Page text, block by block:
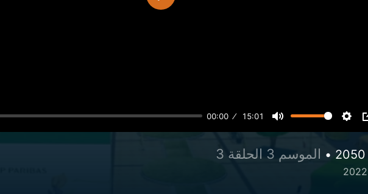
00:00 15:01
تشغيل
الموسم 3 الحلقة 3